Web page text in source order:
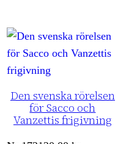
Den svenska rörelsen
för Sacco och
Vanzettis frigivning